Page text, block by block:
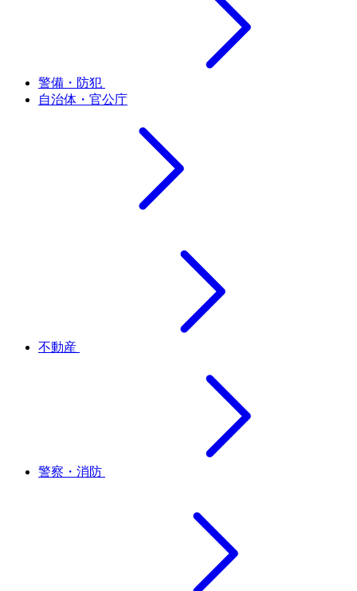
警備・防犯
自治体・官公庁
不動産
警察・消防